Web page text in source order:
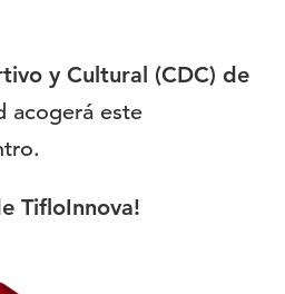
y Cultural (CDC) de
este
TifloInnova!